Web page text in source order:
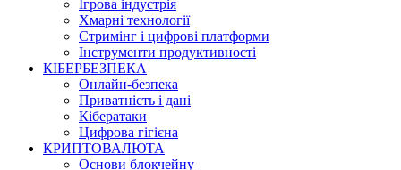
Ігрова індустрія
Хмарні технології
Стримінг і цифрові платформи
Інструменти продуктивності
КІБЕРБЕЗПЕКА
Онлайн-безпека
Приватність і дані
Кібератаки
Цифрова гігієна
КРИПТОВАЛЮТА
Основи блокчейну